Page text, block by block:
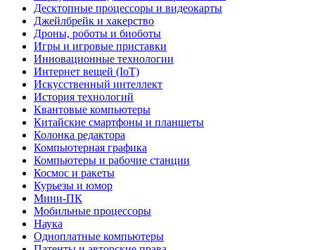
Десктопные процессоры и видеокарты
Джейлбрейк и хакерство
Дроны, роботы и биоботы
Игры и игровые приставки
Инновационные технологии
Интернет вещей (IoT)
Искусственный интеллект
История технологий
Квантовые компьютеры
Китайские смартфоны и планшеты
Колонка редактора
Компьютерная графика
Компьютеры и рабочие станции
Космос и ракеты
Курьезы и юмор
Мини-ПК
Мобильные процессоры
Наука
Одноплатные компьютеры